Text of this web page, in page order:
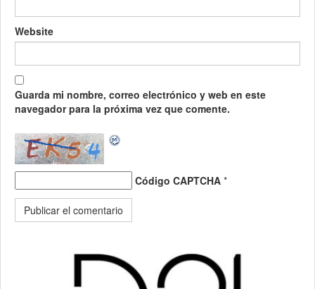
Website
Guarda mi nombre, correo electrónico y web en este
navegador para la próxima vez que comente.
Código CAPTCHA *